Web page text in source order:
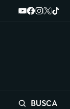
BUSCA